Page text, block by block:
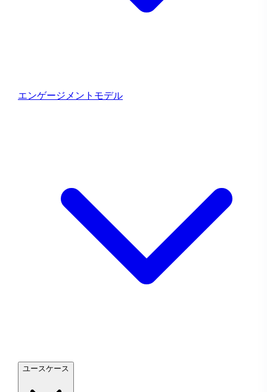
エンゲージメントモデル
ユースケース